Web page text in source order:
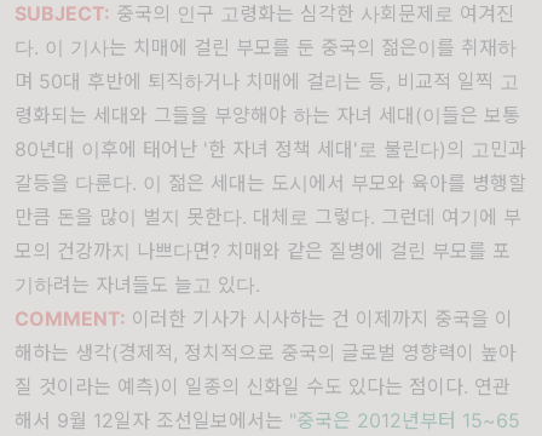
SUBJECT: 중국의 인구 고령화는 심각한 사회문제로 여겨진
다. 이 기사는 치매에 걸린 부모를 둔 중국의 젊은이를 취재하
며 50대 후반에 퇴직하거나 치매에 걸리는 등, 비교적 일찍 고
령화되는 세대와 그들을 부양해야 하는 자녀 세대(이들은 보통
80년대 이후에 태어난 '한 자녀 정책 세대'로 불린다)의 고민과
갈등을 다룬다. 이 젊은 세대는 도시에서 부모와 육아를 병행할
만큼 돈을 많이 벌지 못한다. 대체로 그렇다. 그런데 여기에 부
모의 건강까지 나쁘다면? 치매와 같은 질병에 걸린 부모를 포
기하려는 자녀들도 늘고 있다.
COMMENT: 이러한 기사가 시사하는 건 이제까지 중국을 이
해하는 생각(경제적, 정치적으로 중국의 글로벌 영향력이 높아
질 것이라는 예측)이 일종의 신화일 수도 있다는 점이다. 연관
해서 9월 12일자 조선일보에서는 "중국은 2012년부터 15~65